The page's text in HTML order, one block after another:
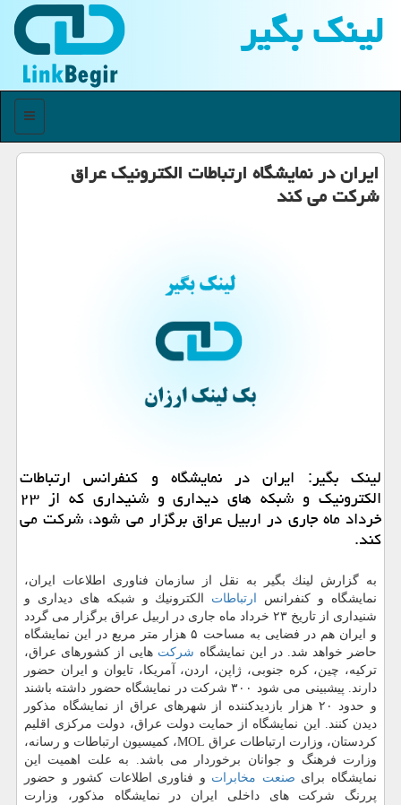
لینك بگیر
منو
ایران در نمایشگاه ارتباطات الكترونیك عراق
شركت می كند
لینك بگیر: ایران در نمایشگاه و كنفرانس ارتباطات
الكترونیك و شبكه های دیداری و شنیداری كه از ۲۳
خرداد ماه جاری در اربیل عراق برگزار می شود، شركت می
كند.
به گزارش لینك بگیر به نقل از سازمان فناوری اطلاعات ایران،
نمایشگاه و كنفرانس ارتباطات الكترونیك و شبكه های دیداری و
شنیداری از تاریخ ۲۳ خرداد ماه جاری در اربیل عراق برگزار می گردد
و ایران هم در فضایی به مساحت ۵ هزار متر مربع در این نمایشگاه
حاضر خواهد شد. در این نمایشگاه شركت هایی از كشورهای عراق،
تركیه، چین، كره جنوبی، ژاپن، اردن، آمریكا، تایوان و ایران حضور
دارند. پیشبینی می شود ۳۰۰ شركت در نمایشگاه حضور داشته باشند
و حدود ۲۰ هزار بازدیدكننده از شهرهای عراق از نمایشگاه مذكور
دیدن كنند. این نمایشگاه از حمایت دولت عراق، دولت مركزی اقلیم
كردستان، وزارت ارتباطات عراق MOL، كمیسیون ارتباطات و رسانه،
وزارت فرهنگ و جوانان برخوردار می باشد. به علت اهمیت این
نمایشگاه برای صنعت مخابرات و فناوری اطلاعات كشور و حضور
پررنگ شركت های داخلی ایران در نمایشگاه مذكور، وزارت